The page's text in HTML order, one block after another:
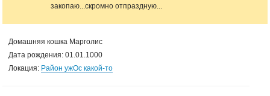
закопаю...скромно отпраздную...
Домашняя кошка Марголис
Дата рождения: 01.01.1000
Локация: Район ужОс какой-то